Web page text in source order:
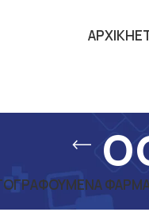
ΑΡΧΙΚΗ